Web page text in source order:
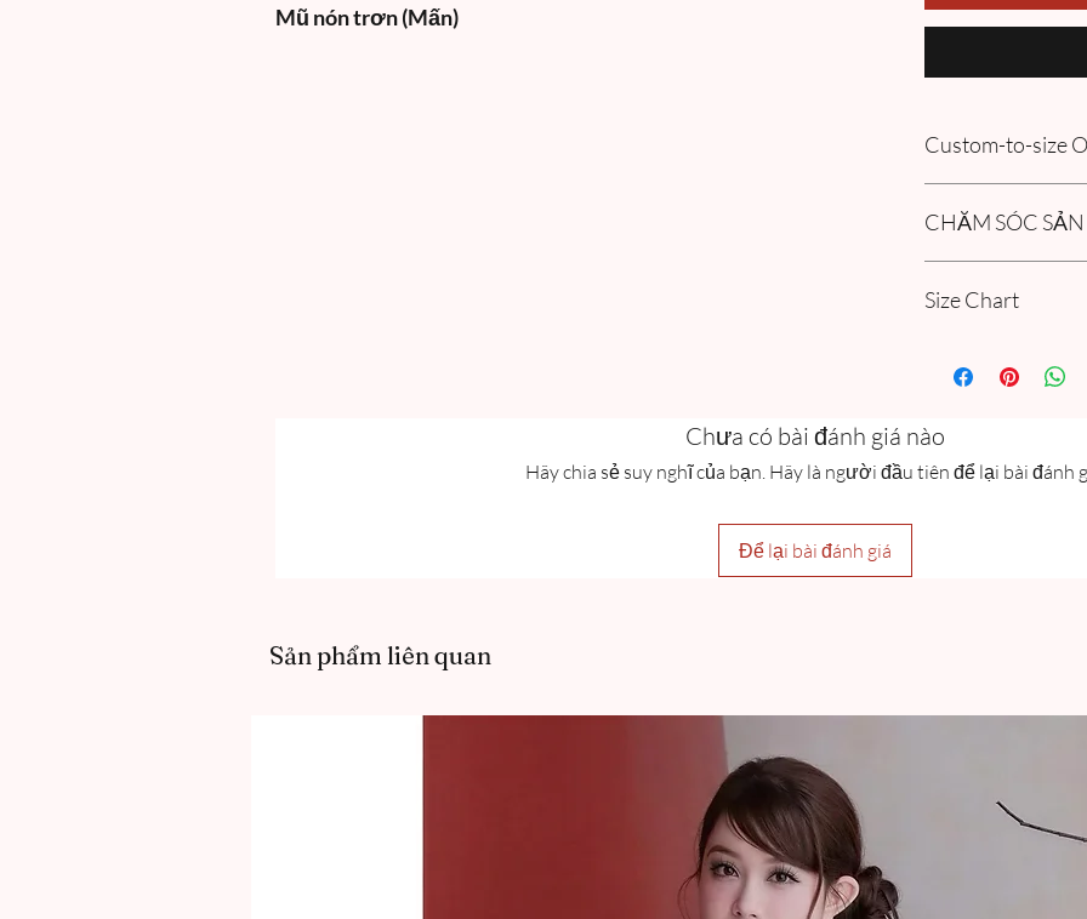
Mũ nón trơn (Mấn)
Custom-to-size
information in our
CHĂM SÓC
chung với quần áo có
quần áo sáng màu
Size Chart
Collection Women
Chưa có bài đánh giá nào
Hãy chia sẻ suy nghĩ của bạn. Hãy là người đầu tiên để lại bài đánh
Để lại bài đánh giá
Sản phẩm liên quan